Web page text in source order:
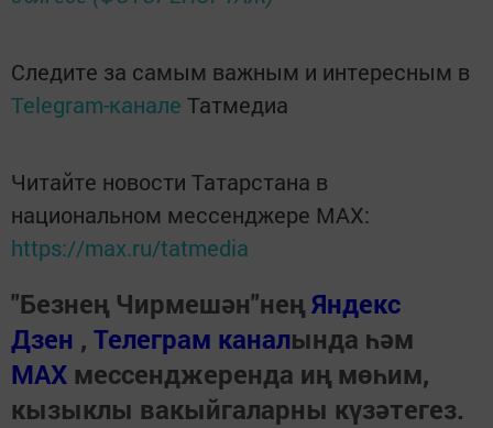
Следите за самым важным и интересным в
Telegram-канале Татмедиа
Читайте новости Татарстана в
национальном мессенджере MАХ:
https://max.ru/tatmedia
"Безнең Чирмешән"неңЯндекс
Дзен , Телеграм каналында һәм
МАХ мессенджеренда иң мөһим,
кызыклы вакыйгаларны күзәтегез.